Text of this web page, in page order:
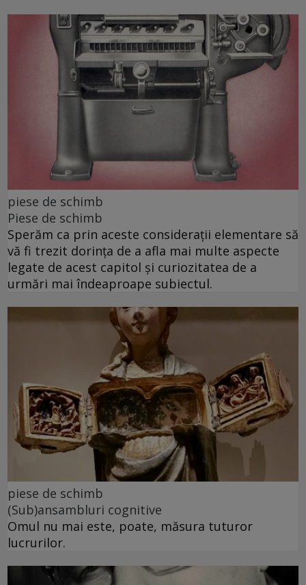
piese de schimb
Piese de schimb
Sperăm ca prin aceste considerații elementare să
vă fi trezit dorința de a afla mai multe aspecte
legate de acest capitol și curiozitatea de a
urmări mai îndeaproape subiectul.
piese de schimb
(Sub)ansambluri cognitive
Omul nu mai este, poate, măsura tuturor
lucrurilor.